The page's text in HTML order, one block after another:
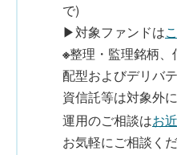
で)
▶対象ファンドは
※整理・監理銘柄
配型およびデリバ
資信託等は対象外に
運用のご相談はお
お気軽にご相談くだ